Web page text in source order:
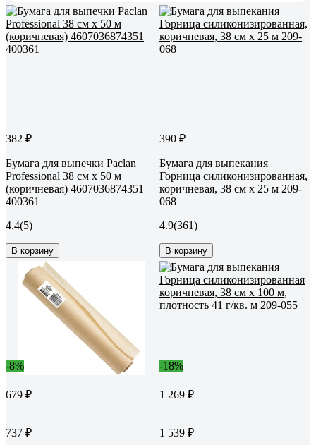
382 ₽
Бумага для выпечки Paclan
Professional 38 см х 50 м
(коричневая) 4607036874351
400361
4.4(5)
В корзину
390 ₽
Бумага для выпекания
Горница силиконизированная,
коричневая, 38 см х 25 м 209-
068
4.9(361)
В корзину
-8%
679 ₽
737 ₽
-18%
1 269 ₽
1 539 ₽